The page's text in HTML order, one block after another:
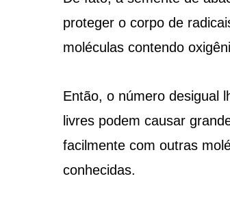
proteger o corpo de
moléculas contendo
Então, o número desigual
livres podem causar
facilmente com outras
conhecidas.